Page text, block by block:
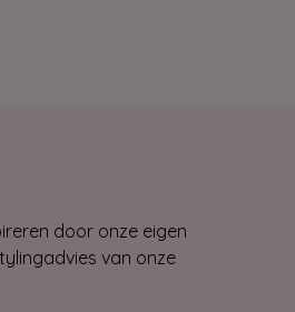
door onze eigen
van onze